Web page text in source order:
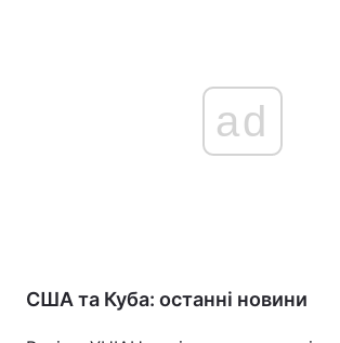
ad
США та Куба: останні новини